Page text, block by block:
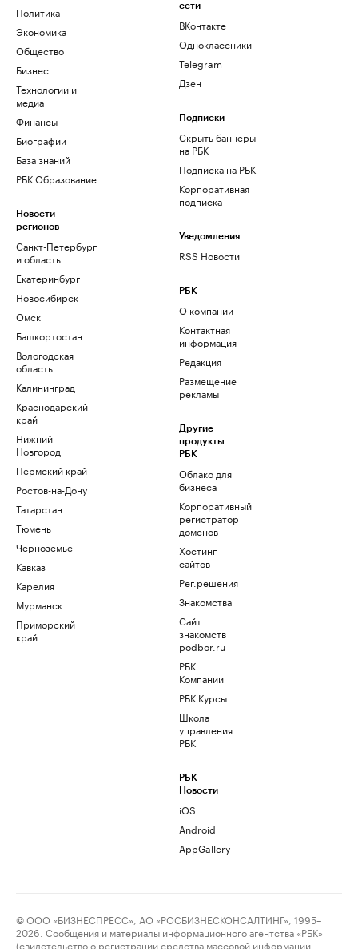
Политика
Экономика
Общество
Бизнес
Технологии и
медиа
Финансы
Биографии
База знаний
РБК Образование
Новости
регионов
Санкт-Петербург
и область
Екатеринбург
Новосибирск
Омск
Башкортостан
Вологодская
область
Калининград
Краснодарский
край
Нижний
Новгород
Пермский край
Ростов-на-Дону
Татарстан
Тюмень
Черноземье
Кавказ
Карелия
Мурманск
Приморский
край
сети
ВКонтакте
Одноклассники
Telegram
Дзен
Подписки
Скрыть баннеры
на РБК
Подписка на РБК
Корпоративная
подписка
Уведомления
RSS Новости
РБК
О компании
Контактная
информация
Редакция
Размещение
рекламы
Другие
продукты
РБК
Облако для
бизнеса
Корпоративный
регистратор
доменов
Хостинг
сайтов
Рег.решения
Знакомства
Сайт
знакомств
podbor.ru
РБК
Компании
РБК Курсы
Школа
управления
РБК
РБК
Новости
iOS
Android
AppGallery
© ООО «БИЗНЕСПРЕСС», АО «РОСБИЗНЕСКОНСАЛТИНГ», 1995–
2026. Сообщения и материалы информационного агентства «РБК»
(свидетельство о регистрации средства массовой информации